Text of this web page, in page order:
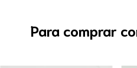
Para comprar